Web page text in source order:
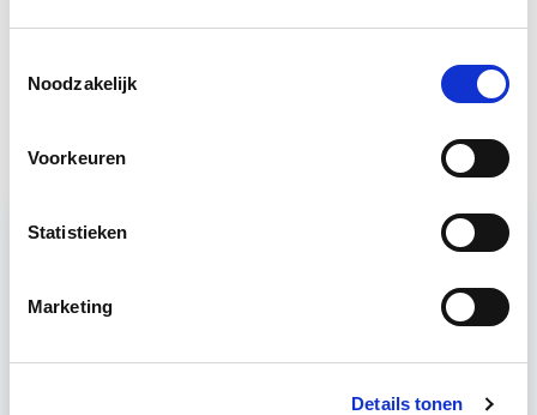
Noodzakelijk
Voorkeuren
Statistieken
Marketing
Details tonen
10 sep
Start wo 9 sep
De opleiding Vastgoedmanagement biedt een